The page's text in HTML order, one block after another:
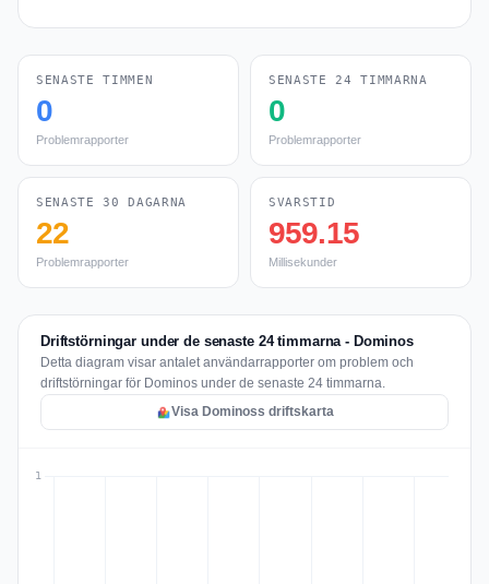
SENASTE TIMMEN
0
Problemrapporter
SENASTE 24 TIMMARNA
0
Problemrapporter
SENASTE 30 DAGARNA
22
Problemrapporter
SVARSTID
959.15
Millisekunder
Driftstörningar under de senaste 24 timmarna - Dominos
Detta diagram visar antalet användarrapporter om problem och
driftstörningar för Dominos under de senaste 24 timmarna.
Visa Dominoss driftskarta